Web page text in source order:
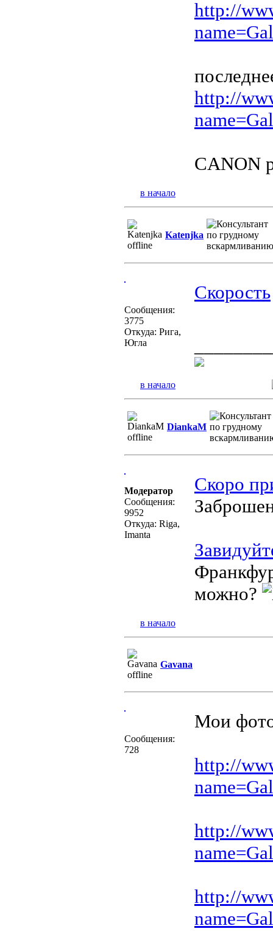
http://
http://
CANON
в начало
Katenjka
Сообщения:
3775
Откуда: Рига,
Югла
Скорость
в начало
DiankaM
Модератор
Сообщения:
9952
Откуда: Riga,
Imanta
Скоро
можно?
в начало
Gavana
Сообщения:
728
Мои
http://
http://
http://